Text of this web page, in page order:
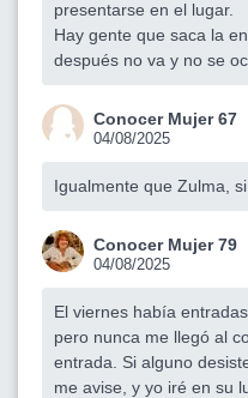
presentarse en el lugar.
Hay gente que saca la
después no va y no se
Conocer Mujer 67
04/08/2025
Igualmente que Zulma,
Conocer Mujer 79
04/08/2025
El viernes había
pero nunca me llegó al
entrada. Si alguno
me avise, y yo iré en su